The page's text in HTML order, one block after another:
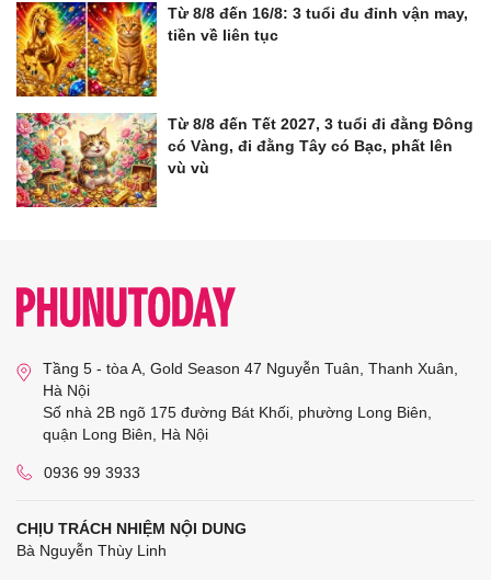
Từ 8/8 đến 16/8: 3 tuổi đu đỉnh vận may,
tiền về liên tục
Từ 8/8 đến Tết 2027, 3 tuổi đi đằng Đông
có Vàng, đi đằng Tây có Bạc, phất lên
vù vù
Tầng 5 - tòa A, Gold Season 47 Nguyễn Tuân, Thanh Xuân,
Hà Nội
Số nhà 2B ngõ 175 đường Bát Khối, phường Long Biên,
quận Long Biên, Hà Nội
0936 99 3933
CHỊU TRÁCH NHIỆM NỘI DUNG
Bà Nguyễn Thùy Linh